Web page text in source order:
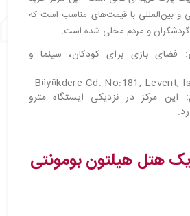
و بین‌المللی با قیمت‌های مناسب است که
و مردم محلی شده است.
فضای بازی برای کودکان، سینما و
این مرکز در نزدیکی ایستگاه مترو
هتل هیلتون بومونتی